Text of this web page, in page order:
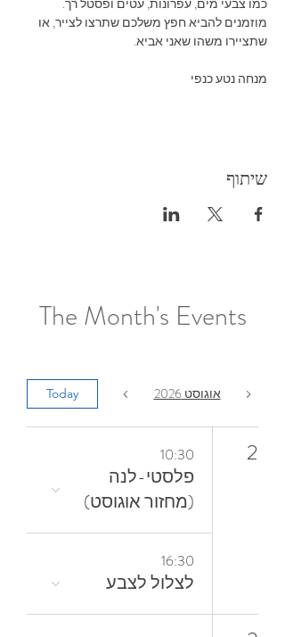
כמו צבעי מים, עפרונות, עטים ופסטל רך.
מוזמנים להביא חפץ משלכם שתרצו לצייר, או
שתציירו משהו שאני אביא.
מנחה נטע כנפי
שיתוף
The Month's Events
אוגוסט 2026 Today
2
10:30
פלסטי-לנה
(מחזור אוגוסט)
16:30
לצלול‭ ‬לצבע‭